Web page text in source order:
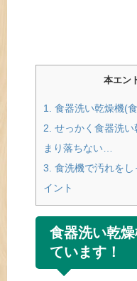
本エン
1. 食器洗い乾燥機(
2. せっかく食器洗
まり落ちない…
3. 食洗機で汚れを
イント
食器洗い乾
ています！